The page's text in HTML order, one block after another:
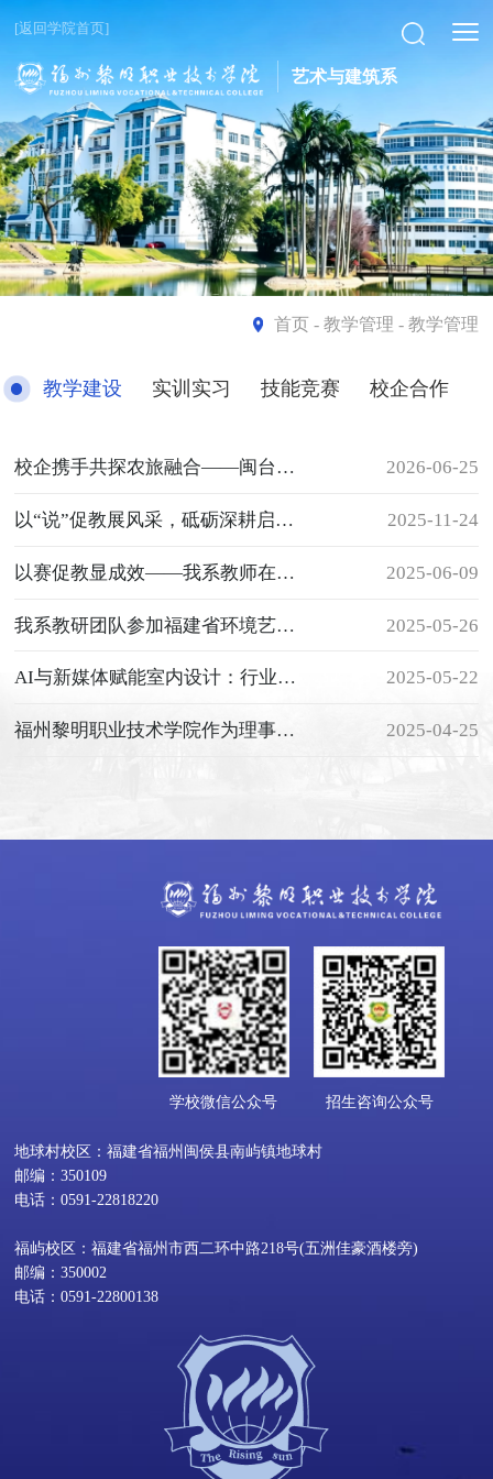
[返回学院首页]
艺术与建筑系
首页- 教学管理 - 教学管理
教学建设 实训实习 技能竞赛 校企合作
校企携手共探农旅融合——闽台高新农业示范观光园方案汇报会顺利举办 2026-06-25
以“说”促教展风采，砥砺深耕启新篇 2025-11-24
以赛促教显成效——我系教师在院级说课决赛中喜获一等奖、三等奖 2025-06-09
我系教研团队参加福建省环境艺术设计协会 2025年“三四五”计划启动大会暨“育星工程”系列活动 2025-05-26
AI与新媒体赋能室内设计：行业新趋势与未来展望讲座圆满举办 2025-05-22
福州黎明职业技术学院作为理事单位参加福建省高等教育学会高等职业技术教育分会成立大会 2025-04-25
学校微信公众号 招生咨询公众号
地球村校区：福建省福州闽侯县南屿镇地球村
邮编：350109
电话：0591-22818220
福屿校区：福建省福州市西二环中路218号(五洲佳豪酒楼旁)
邮编：350002
电话：0591-22800138